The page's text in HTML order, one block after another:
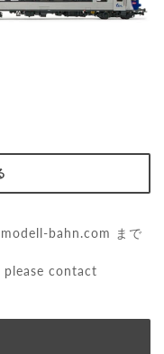
bahn.com
まで
contact